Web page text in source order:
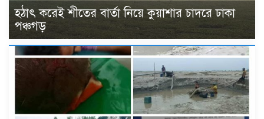
হঠাৎ করেই শীতের বার্তা নিয়ে কুয়াশার চাদরে ঢাকা
পঞ্চগড়